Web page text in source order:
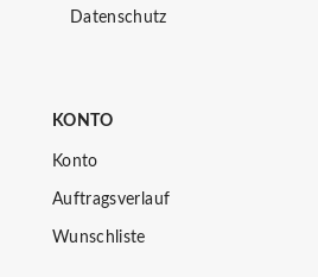
Datenschutz
KONTO
Konto
Auftragsverlauf
Wunschliste